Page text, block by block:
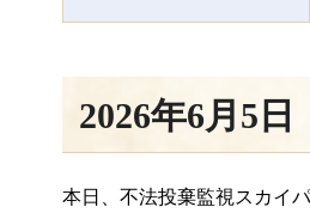
2026年6月5日
本日、不法投棄監視スカイ